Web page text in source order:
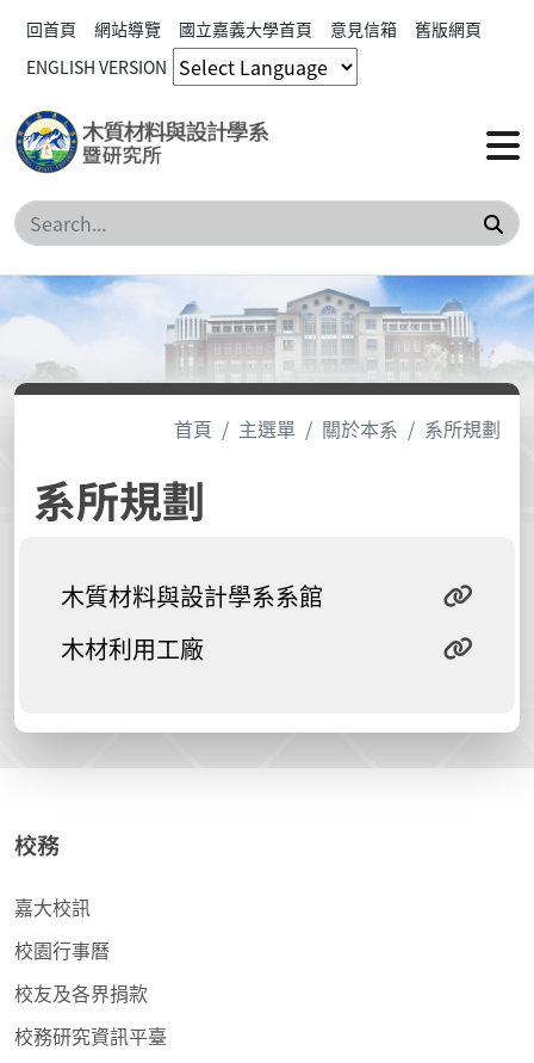
回首頁 網站導覽 國立嘉義大學首頁 意見信箱
舊版網頁
ENGLISH VERSION
搜
首頁 主選單 關於本系 系所規劃
系所規劃
木質材料與設計學系系館
木材利用工廠
校務
嘉大校訊
校園行事曆
校友及各界捐款
校務研究資訊平臺